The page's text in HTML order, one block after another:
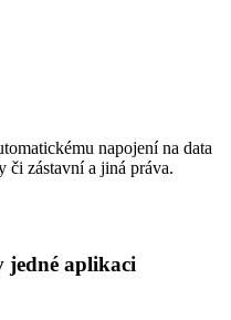
napojení na data
či zástavní a jiná práva.
jedné aplikaci